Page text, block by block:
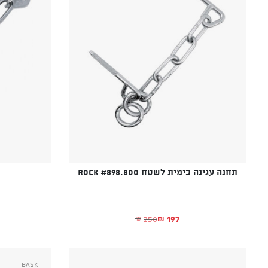
תחנה עגינה כימית לשטח Rock #898.800
₪ 250
המחיר המקורי היה: ₪250.₪ 197 המחיר הנוכחי הוא: ₪197.
Bask